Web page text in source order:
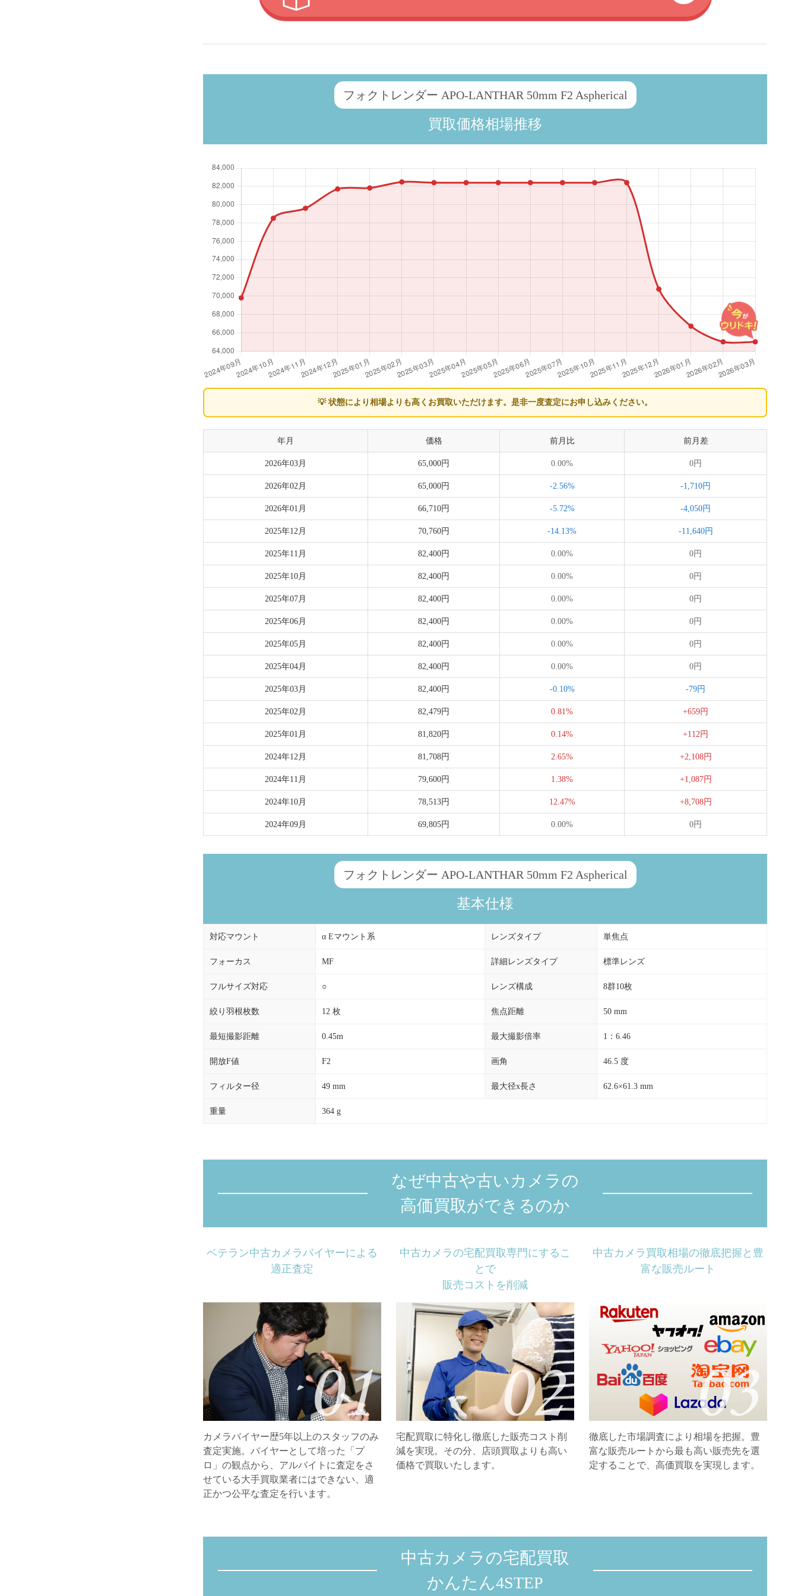
フォクトレンダー APO-LANTHAR 50mm F2 Aspherical
買取価格相場推移
💡 状態により相場よりも高くお買取いただけます。 是非一度査定にお申し込みください。
年月 価格 前月比 前月差
2026年03月 65,000円 0.00% 0円
2026年02月 65,000円 -2.56% -1,710円
2026年01月 66,710円 -5.72% -4,050円
2025年12月 70,760円 -14.13% -11,640円
2025年11月 82,400円 0.00% 0円
2025年10月 82,400円 0.00% 0円
2025年07月 82,400円 0.00% 0円
2025年06月 82,400円 0.00% 0円
2025年05月 82,400円 0.00% 0円
2025年04月 82,400円 0.00% 0円
2025年03月 82,400円 -0.10% -79円
2025年02月 82,479円 0.81% +659円
2025年01月 81,820円 0.14% +112円
2024年12月 81,708円 2.65% +2,108円
2024年11月 79,600円 1.38% +1,087円
2024年10月 78,513円 12.47% +8,708円
2024年09月 69,805円 0.00% 0円
フォクトレンダー APO-LANTHAR 50mm F2 Aspherical
基本仕様
対応マウント α Eマウント系 レンズタイプ 単焦点
フォーカス MF 詳細レンズタイプ 標準レンズ
フルサイズ対応 ○ レンズ構成 8群10枚
絞り羽根枚数 12 枚 焦点距離 50 mm
最短撮影距離 0.45m 最大撮影倍率 1：6.46
開放F値 F2 画角 46.5 度
フィルター径 49 mm 最大径x長さ 62.6×61.3 mm
重量 364 g
なぜ中古や古いカメラの
高価買取ができるのか
ベテラン中古カメラバイヤーによる
適正査定
カメラバイヤー歴5年以上のスタッフのみ
査定実施。バイヤーとして培った「プ
ロ」の観点から、アルバイトに査定をさ
せている大手買取業者にはできない、適
正かつ公平な査定を行います。
中古カメラの宅配買取専門にするこ
とで
販売コストを削減
宅配買取に特化し徹底した販売コスト削
減を実現。その分、店頭買取よりも高い
価格で買取いたします。
中古カメラ買取相場の徹底把握と豊
富な販売ルート
徹底した市場調査により相場を把握。豊
富な販売ルートから最も高い販売先を選
定することで、高価買取を実現します。
中古カメラの宅配買取
かんたん4STEP